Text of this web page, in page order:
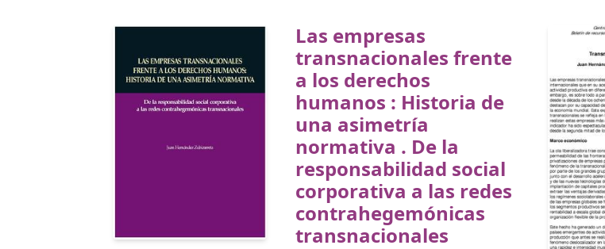
Las empresas
transnacionales frente
a los derechos
humanos : Historia de
una asimetría
normativa . De la
responsabilidad social
corporativa a las redes
contrahegemónicas
transnacionales